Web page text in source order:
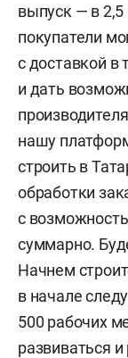
выпуск — в 2,5
покупатели
с доставкой в
и дать
нашу
строить в
обработки
с
суммарно.
Начнем
в начале
500 рабочих
развиваться